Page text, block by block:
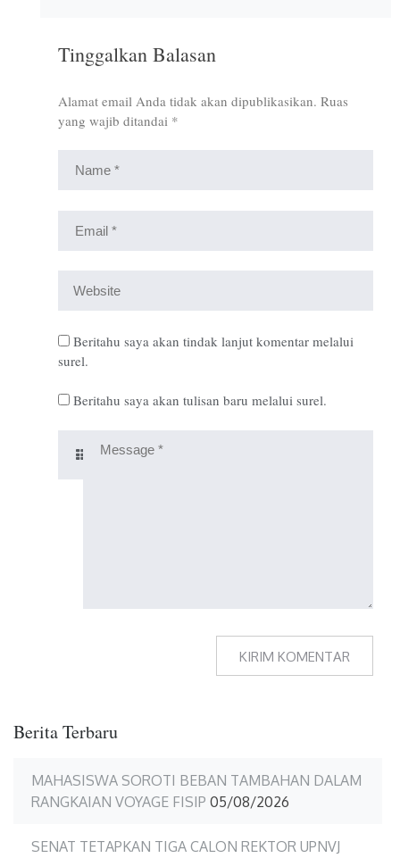
Tinggalkan Balasan
Alamat email Anda tidak akan dipublikasikan. Ruas
yang wajib ditandai *
Beritahu saya akan tindak lanjut komentar melalui
surel.
Beritahu saya akan tulisan baru melalui surel.
Berita Terbaru
MAHASISWA SOROTI BEBAN TAMBAHAN DALAM
RANGKAIAN VOYAGE FISIP 05/08/2026
SENAT TETAPKAN TIGA CALON REKTOR UPNVJ